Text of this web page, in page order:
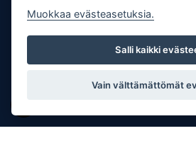
Mediakortti
Tilaa lehti
Osoitteenmuutos
Muokkaa evästeasetuksia.
Salli kaikki
Vain välttämättömät